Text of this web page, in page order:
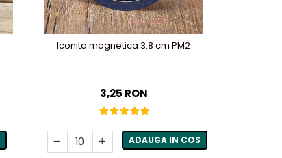
Iconita magnetica 3.8 cm PM2
3,25 RON
ADAUGA IN COS